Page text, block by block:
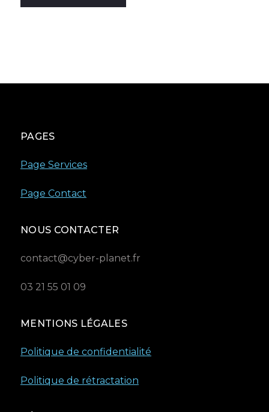
PAGES
Page Services
Page Contact
NOUS CONTACTER
contact@cyber-planet.fr
03 21 55 01 09
MENTIONS LÉGALES
Politique de confidentialité
Politique de rétractation